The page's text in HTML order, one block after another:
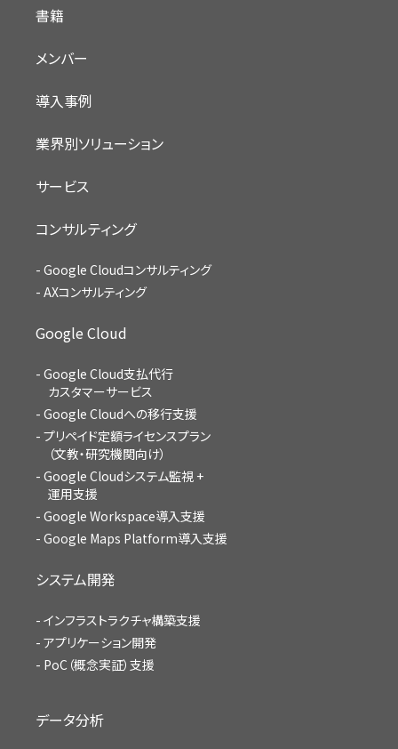
書籍
メンバー
導入事例
業界別ソリューション
サービス
コンサルティング
Google Cloudコンサルティング
AXコンサルティング
Google Cloud
Google Cloud支払代行
カスタマーサービス
Google Cloudへの移行支援
プリペイド定額ライセンスプラン
（文教・研究機関向け）
Google Cloudシステム監視 +
運用支援
Google Workspace導入支援
Google Maps Platform導入支援
システム開発
インフラストラクチャ構築支援
アプリケーション開発
PoC（概念実証）支援
データ分析